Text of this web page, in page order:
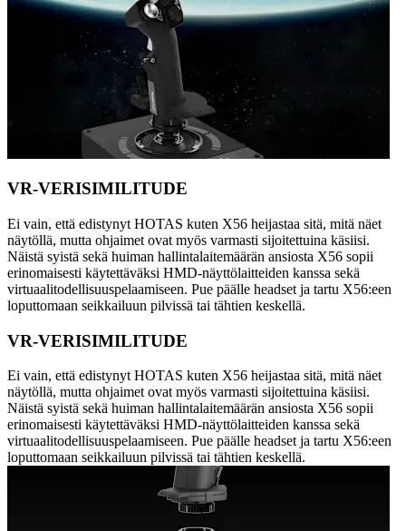
VR-VERISIMILITUDE
Ei vain, että edistynyt HOTAS kuten X56 heijastaa sitä, mitä näet
näytöllä, mutta ohjaimet ovat myös varmasti sijoitettuina käsiisi.
Näistä syistä sekä huiman hallintalaitemäärän ansiosta X56 sopii
erinomaisesti käytettäväksi HMD-näyttölaitteiden kanssa sekä
virtuaalitodellisuuspelaamiseen. Pue päälle headset ja tartu X56:een
loputtomaan seikkailuun pilvissä tai tähtien keskellä.
VR-VERISIMILITUDE
Ei vain, että edistynyt HOTAS kuten X56 heijastaa sitä, mitä näet
näytöllä, mutta ohjaimet ovat myös varmasti sijoitettuina käsiisi.
Näistä syistä sekä huiman hallintalaitemäärän ansiosta X56 sopii
erinomaisesti käytettäväksi HMD-näyttölaitteiden kanssa sekä
virtuaalitodellisuuspelaamiseen. Pue päälle headset ja tartu X56:een
loputtomaan seikkailuun pilvissä tai tähtien keskellä.